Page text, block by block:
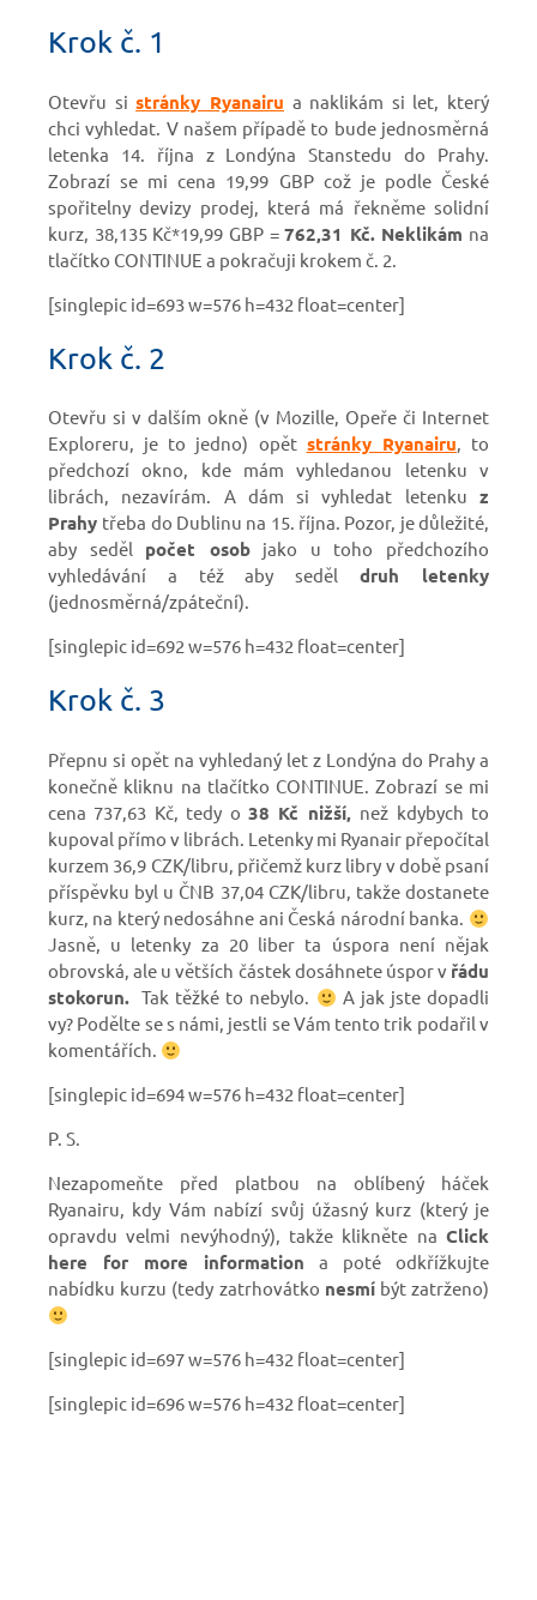
Krok č. 1
Otevřu sistránky Ryanairu a naklikám si let, který
chci vyhledat. V našem případě to bude jednosměrná
letenka 14. října z Londýna Stanstedu do Prahy.
Zobrazí se mi cena 19,99 GBP což je podle České
spořitelny devizy prodej, která má řekněme solidní
kurz, 38,135 Kč*19,99 GBP =762,31 Kč. Neklikám na
tlačítko CONTINUE a pokračuji krokem č. 2.
[singlepic id=693 w=576 h=432 float=center]
Krok č. 2
Otevřu si v dalším okně (v Mozille, Opeře či Internet
Exploreru, je to jedno) opět stránky Ryanairu, to
předchozí okno, kde mám vyhledanou letenku v
librách, nezavírám. A dám si vyhledat letenku z
Prahy třeba do Dublinu na 15. října. Pozor, je důležité,
aby seděl počet osobjako u toho předchozího
vyhledávání a též aby seděldruh letenky
(jednosměrná/zpáteční).
[singlepic id=692 w=576 h=432 float=center]
Krok č. 3
Přepnu si opět na vyhledaný let z Londýna do Prahy a
konečně kliknu na tlačítko CONTINUE. Zobrazí se mi
cena 737,63 Kč, tedy o 38 Kč nižší, než kdybych to
kupoval přímo v librách. Letenky mi Ryanair přepočítal
kurzem 36,9 CZK/libru, přičemž kurz libry v době psaní
příspěvku byl u ČNB 37,04 CZK/libru, takže dostanete
kurz, na který nedosáhne ani Česká národní banka.
Jasně, u letenky za 20 liber ta úspora není nějak
obrovská, ale u větších částek dosáhnete úspor v řádu
stokorun. Tak těžké to nebylo.
A jak jste dopadli
vy? Podělte se s námi, jestli se Vám tento trik podařil v
komentářích.
[singlepic id=694 w=576 h=432 float=center]
P. S.
Nezapomeňte před platbou na oblíbený háček
Ryanairu, kdy Vám nabízí svůj úžasný kurz (který je
opravdu velmi nevýhodný), takže klikněte na Click
here for more information a poté odkřížkujte
nabídku kurzu (tedy zatrhovátko nesmíbýt zatrženo)
[singlepic id=697 w=576 h=432 float=center]
[singlepic id=696 w=576 h=432 float=center]